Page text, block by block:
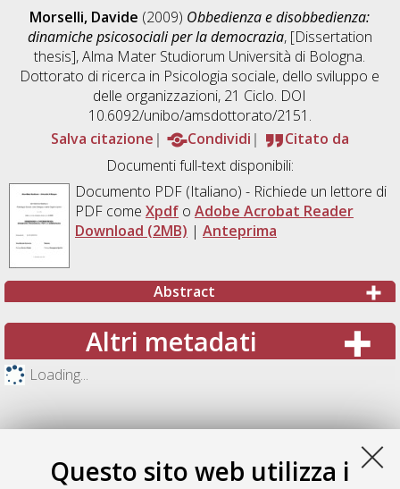
Questo sito web utilizza i
Morselli, Davide (2009) Obbedienza e disobbedienza:
dinamiche psicosociali per la democrazia, [Dissertation
thesis], Alma Mater Studiorum Università di Bologna.
Dottorato di ricerca in Psicologia sociale, dello sviluppo e
delle organizzazioni, 21 Ciclo. DOI
10.6092/unibo/amsdottorato/2151.
Salva citazione
Condividi
Citato da
Documenti full-text disponibili:
Documento PDF(Italiano) - Richiede un lettore di
PDF come Xpdfo Adobe Acrobat Reader
Download (2MB) | Anteprima
Abstract
Altri metadati
Loading...